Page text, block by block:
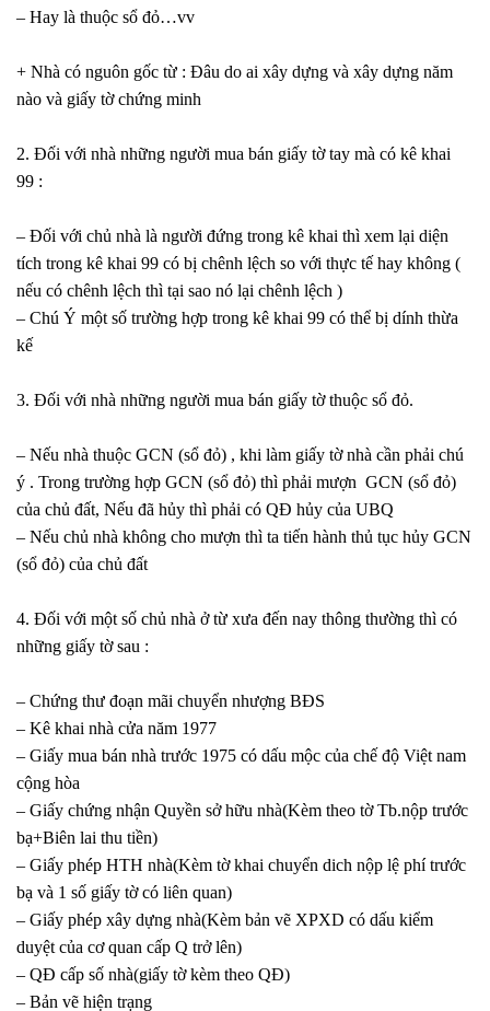
– Hay là thuộc sổ đỏ…vv
+ Nhà có nguôn gốc từ : Đâu do ai xây dựng và xây dựng năm
nào và giấy tờ chứng minh
2. Đối với nhà những người mua bán giấy tờ tay mà có kê khai
99 :
– Đối với chủ nhà là người đứng trong kê khai thì xem lại diện
tích trong kê khai 99 có bị chênh lệch so với thực tế hay không (
nếu có chênh lệch thì tại sao nó lại chênh lệch )
– Chú Ý một số trường hợp trong kê khai 99 có thể bị dính thừa
kế
3. Đối với nhà những người mua bán giấy tờ thuộc sổ đỏ.
– Nếu nhà thuộc GCN (sổ đỏ) , khi làm giấy tờ nhà cần phải chú
ý . Trong trường hợp GCN (sổ đỏ) thì phải mượn GCN (sổ đỏ)
của chủ đất, Nếu đã hủy thì phải có QĐ hủy của UBQ
– Nếu chủ nhà không cho mượn thì ta tiến hành thủ tục hủy GCN
(sổ đỏ) của chủ đất
4. Đối với một số chủ nhà ở từ xưa đến nay thông thường thì có
những giấy tờ sau :
– Chứng thư đoạn mãi chuyển nhượng BĐS
– Kê khai nhà cửa năm 1977
– Giấy mua bán nhà trước 1975 có dấu mộc của chế độ Việt nam
cộng hòa
– Giấy chứng nhận Quyền sở hữu nhà(Kèm theo tờ Tb.nộp trước
bạ+Biên lai thu tiền)
– Giấy phép HTH nhà(Kèm tờ khai chuyển dich nộp lệ phí trước
bạ và 1 số giấy tờ có liên quan)
– Giấy phép xây dựng nhà(Kèm bản vẽ XPXD có dấu kiểm
duyệt của cơ quan cấp Q trở lên)
– QĐ cấp số nhà(giấy tờ kèm theo QĐ)
– Bản vẽ hiện trạng